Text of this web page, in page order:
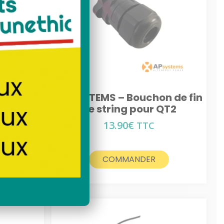
de fin
APSYSTEMS – Bouchon de fin
de string pour QT2
13.90€ TTC
COMMANDER